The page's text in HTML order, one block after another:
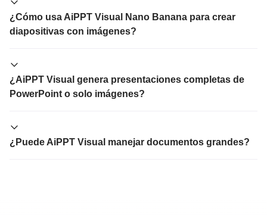
¿Cómo usa AiPPT Visual Nano Banana para crear
diapositivas con imágenes?
¿AiPPT Visual genera presentaciones completas de
PowerPoint o solo imágenes?
¿Puede AiPPT Visual manejar documentos grandes?